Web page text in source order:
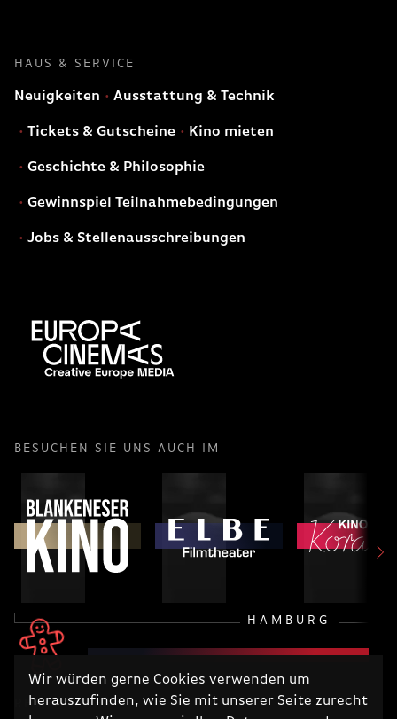
Wir würden gerne Cookies verwenden um
herauszufinden, wie Sie mit unserer Seite zurecht
HAUS & SERVICE
Neuigkeiten Ausstattung & Technik
Tickets & Gutscheine Kino mieten
Geschichte & Philosophie
Gewinnspiel Teilnahmebedingungen
Jobs & Stellenausschreibungen
BESUCHEN SIE UNS AUCH IM
HAMBURG
RECHTLICHES